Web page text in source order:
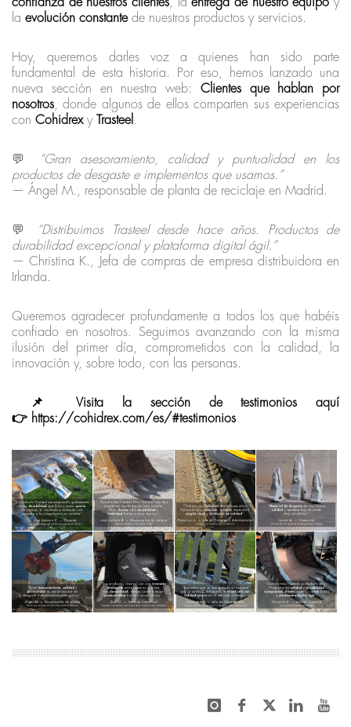
la evolución constantede nuestros productos y servicios.
Hoy, queremos darles voz a quienes han sido parte
fundamental de esta historia. Por eso, hemos lanzado una
nueva sección en nuestra web: Clientes que hablan por
nosotros , donde algunos de ellos comparten sus experiencias
con Cohidrexy Trasteel .
💬
“Gran asesoramiento, calidad y puntualidad en los
productos de desgaste e implementos que usamos.”
— Ángel M., responsable de planta de reciclaje en Madrid.
💬
“Distribuimos Trasteel desde hace años. Productos de
durabilidad excepcional y plataforma digital ágil.”
— Christina K., Jefa de compras de empresa distribuidora en
Irlanda.
Queremos agradecer profundamente a todos los que habéis
confiado en nosotros. Seguimos avanzando con la misma
ilusión del primer día, comprometidos con la calidad, la
innovación y, sobre todo, con las personas.
📌 Visita la sección de testimonios aquí
👉 https://cohidrex.com/es/#testimonios